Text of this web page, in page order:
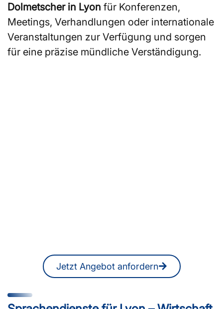
Dolmetscher in Lyon für Konferenzen,
Meetings, Verhandlungen oder internationale
Veranstaltungen zur Verfügung und sorgen
für eine präzise mündliche Verständigung.
Jetzt Angebot anfordern